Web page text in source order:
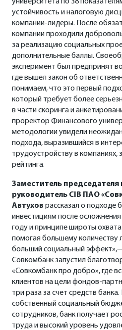
устойчивость и налоговую
компании-лидеры. После
компании проходили
за реализацию социальных
дополнительные баллы.
эксперимент был предпринят
где вышел закон об
понимаем, что это первый
который требует более
в части скоринга и
проректор Финансового
методологии увидели
подхода, выразившийся в
трудоустройству в компаниях,
рейтинга.
Заместитель
руководитель CIB ПАО
Автухов рассказал о подходе
инвестициям после
году и принципе широты
помогая большему количеству
больший социальный
Совкомбанк запустил
«Совкомбанк про добро», где
клиентов на цели фондов-
три раза за счет средств
собственный социальный
сотрудников, банк получает
труда и высокий уровень